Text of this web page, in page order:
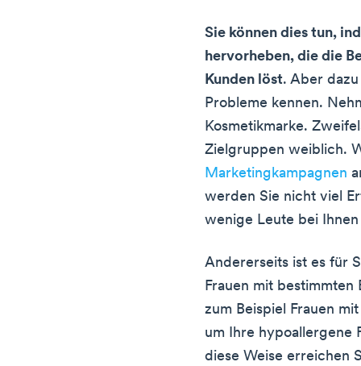
Sie können dies tun,
hervorheben, die die
Kunden löst. Aber
Probleme kennen.
Kosmetikmarke.
Zielgruppen weiblich.
Marketingkampagnen
werden Sie nicht viel
wenige Leute bei
Andererseits ist es für
Frauen mit bestimmten
zum Beispiel Frauen
um Ihre hypoallergene
diese Weise erreichen